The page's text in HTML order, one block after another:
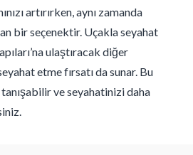
artırırken, aynı zamanda
bir seçenektir. Uçakla seyahat
ulaştıracak diğer
etme fırsatı da sunar. Bu
ve seyahatinizi daha